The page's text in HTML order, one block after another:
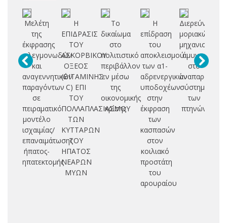
Μελέτη
της
έκφρασης
φλεγμονωδών
και
αναγεννητικών
παραγόντων
σε
πειραματικό
μοντέλο
ισχαιμίας/
επαναιμάτωσης
ήπατος-
ηπατεκτομής
Η
ΕΠΙΔΡΑΣΙΣ
ΤΟΥ
ΑΣΚΟΡΒΙΚΟΥ
ΟΞΕΟΣ
(ΒΙΤΑΜΙΝΗΣ
C) ΕΠΙ
ΤΟΥ
ΠΟΛΛΑΠΛΑΣΙΑΣΜΟΥ
ΤΩΝ
ΚΥΤΤΑΡΩΝ
ΤΟΥ
ΗΠΑΤΟΣ
ΝΕΑΡΩΝ
ΜΥΩΝ
Το
δικαίωμα
στο
πολιτιστικό
περιβάλλον
εν μέσω
της
οικονομικής
κρίσης
Η
επίδραση
του
αποκλεισμού
των α1-
αδρενεργικών
υποδοχέων
στην
έκφραση
των
κασπασών
στον
κοιλιακό
προστάτη
του
αρουραίου
Διερεύνηση
μοριακών
μηχανισμών
άμυνας
στο
σύστημα
των
πτηνών